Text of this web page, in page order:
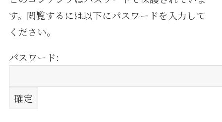
す。閲覧するには以下にパスワードを入力して
ください。
パスワード: